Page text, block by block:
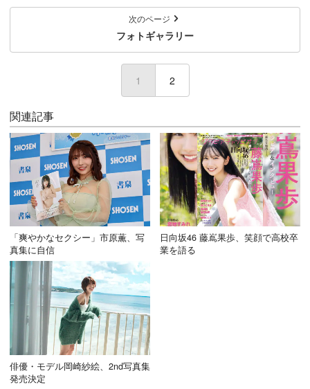
次のページ
フォトギャラリー
1 2
関連記事
「爽やかなセクシー」市原薫、写
真集に自信
日向坂46 藤嶌果歩、笑顔で高校卒
業を語る
俳優・モデル岡崎紗絵、2nd写真集
発売決定